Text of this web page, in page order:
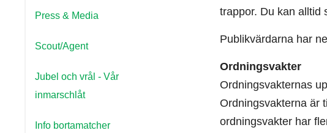
Press & Media
Scout/Agent
Jubel och vrål - Vår
inmarschlåt
Info bortamatcher
trappor. Du kan alltid
Publikvärdarna har
Ordningsvakter
Ordningsvakternas
Ordningsvakterna är
ordningsvakter har